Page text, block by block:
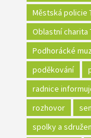
Městská policie
Oblastní charita
Podhorácké
poděkování
radnice
rozhovor
spolky a